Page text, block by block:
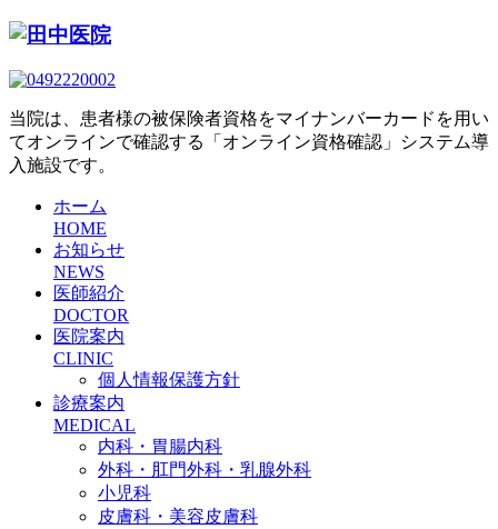
当院は、患者様の被保険者資格をマイナンバーカードを用い
てオンラインで確認する「オンライン資格確認」システム導
入施設です。
ホーム
HOME
お知らせ
NEWS
医師紹介
DOCTOR
医院案内
CLINIC
個人情報保護方針
診療案内
MEDICAL
内科・胃腸内科
外科・肛門外科・乳腺外科
小児科
皮膚科・美容皮膚科